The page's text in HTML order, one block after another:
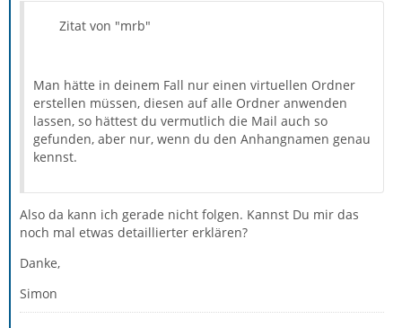
Zitat von "mrb"
Man hätte in deinem Fall nur einen virtuellen Ordner
erstellen müssen, diesen auf alle Ordner anwenden
lassen, so hättest du vermutlich die Mail auch so
gefunden, aber nur, wenn du den Anhangnamen genau
kennst.
Also da kann ich gerade nicht folgen. Kannst Du mir das
noch mal etwas detaillierter erklären?
Danke,
Simon